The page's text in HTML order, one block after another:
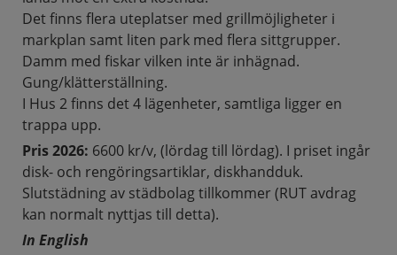
Det finns flera uteplatser med grillmöjligheter i
markplan samt liten park med flera sittgrupper.
Damm med fiskar vilken inte är inhägnad.
Gung/klätterställning.
I Hus 2 finns det 4 lägenheter, samtliga ligger en
trappa upp.
Pris 2026: 6600 kr/v, (lördag till lördag). I priset ingår
disk- och rengöringsartiklar, diskhandduk.
Slutstädning av städbolag tillkommer (RUT avdrag
kan normalt nyttjas till detta).
In English